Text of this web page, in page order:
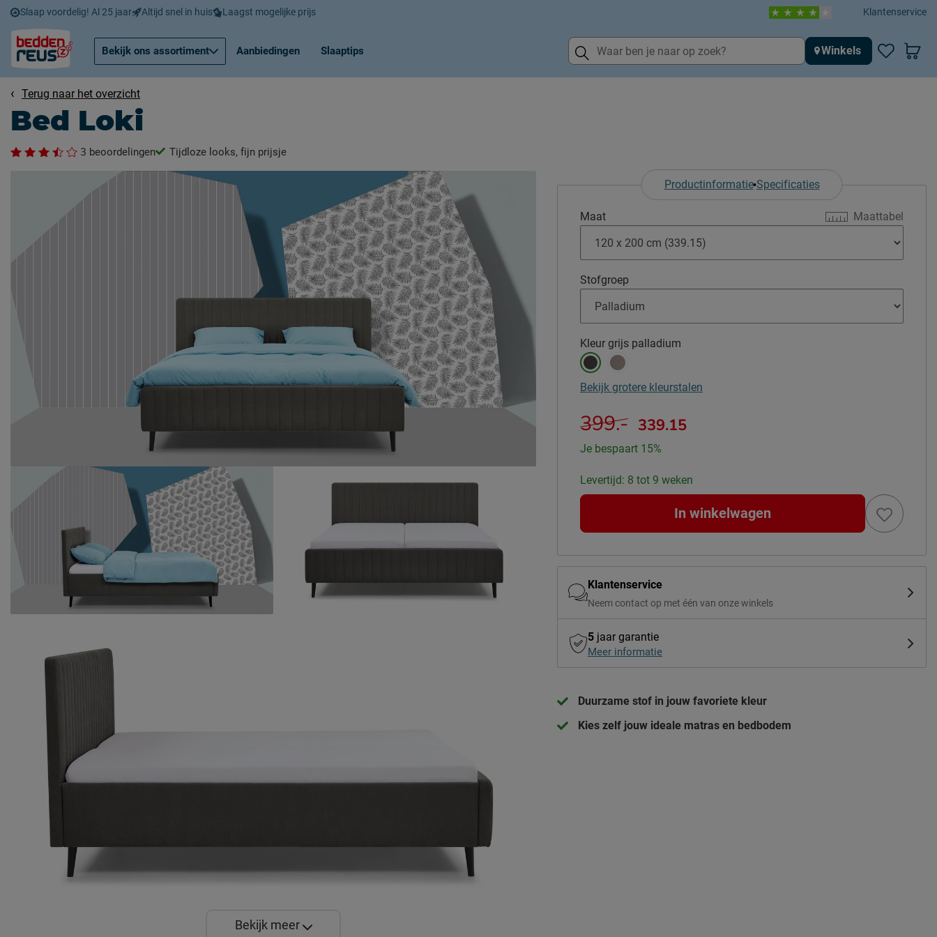
Slaap voordelig! Al 25 jaar Altijd snel in huis Laagst mogelijke prijs Klantenservice
Bekijk ons assortiment Aanbiedingen Slaaptips Winkels
Terug naar het overzicht
Bed Loki
3 beoordelingen Tijdloze looks, fijn prijsje
Bekijk meer
Productinformatie Specificaties
Maattabel
Maat
Stofgroep
Kleur grijs palladium
Bekijk grotere kleurstalen
399.- 339.15
Je bespaart 15%
Levertijd: 8 tot 9 weken
In winkelwagen
Klantenservice
Neem contact op met één van onze winkels
5 jaar garantie
Meer informatie
Duurzame stof in jouw favoriete kleur
Kies zelf jouw ideale matras en bedbodem